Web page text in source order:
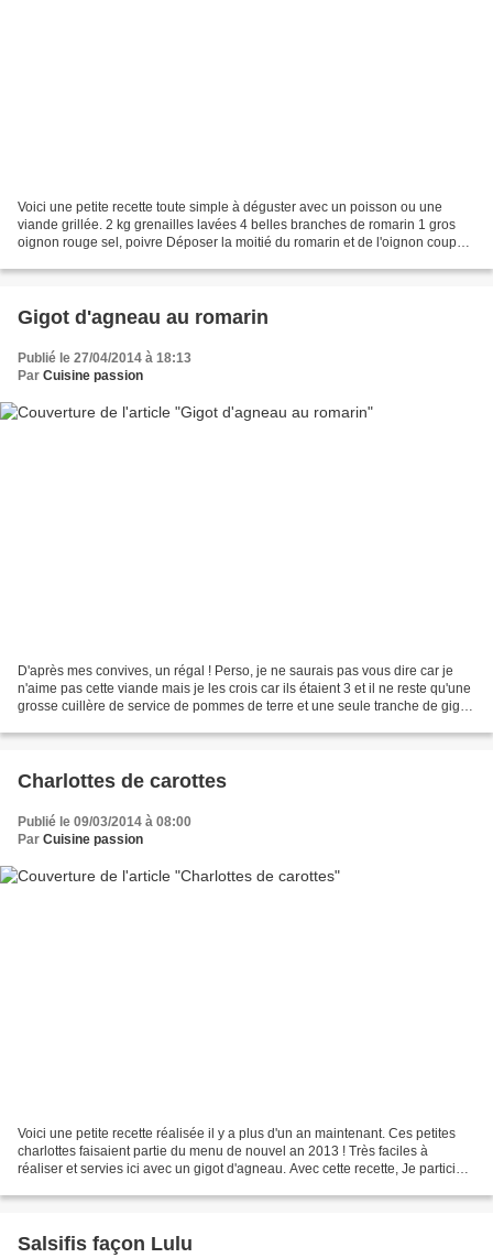
Voici une petite recette toute simple à déguster avec un poisson ou une
viande grillée. 2 kg grenailles lavées 4 belles branches de romarin 1 gros
oignon rouge sel, poivre Déposer la moitié du romarin et de l'oignon coupé
Gigot d'agneau au romarin
Publié le 27/04/2014 à 18:13
Par Cuisine passion
D'après mes convives, un régal ! Perso, je ne saurais pas vous dire car je
n'aime pas cette viande mais je les crois car ils étaient 3 et il ne reste qu'une
grosse cuillère de service de pommes de terre et une seule tranche de gigot
Charlottes de carottes
Publié le 09/03/2014 à 08:00
Par Cuisine passion
Voici une petite recette réalisée il y a plus d'un an maintenant. Ces petites
charlottes faisaient partie du menu de nouvel an 2013 ! Très faciles à
réaliser et servies ici avec un gigot d'agneau. Avec cette recette, Je participe
Salsifis façon Lulu